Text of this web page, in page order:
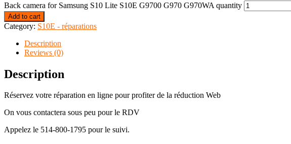
Back camera for Samsung S10 Lite S10E G9700 G970 G970WA quantity
Add to cart
Category: S10E - réparations
Description
Reviews (0)
Description
Réservez votre réparation en ligne pour profiter de la réduction Web
On vous contactera sous peu pour le RDV
Appelez le 514-800-1795 pour le suivi.